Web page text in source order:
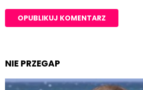
NIE PRZEGAP